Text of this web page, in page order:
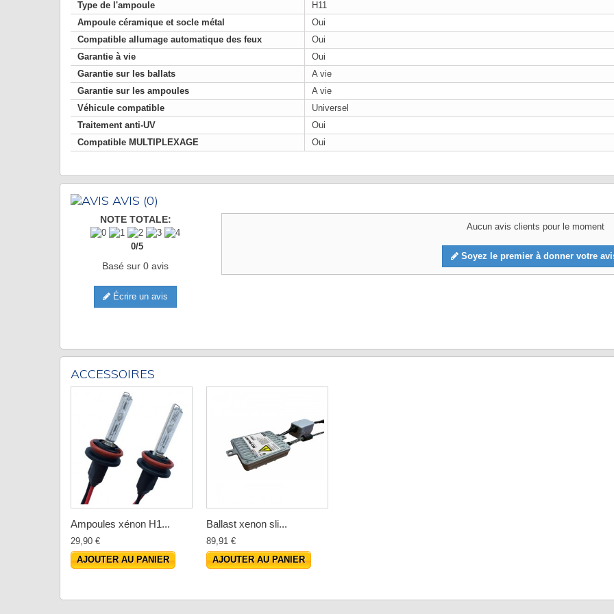
Type de l'ampoule
H11
Ampoule céramique et socle métal
Oui
Compatible allumage automatique des feux
Oui
Garantie à vie
Oui
Garantie sur les ballats
A vie
Garantie sur les ampoules
A vie
Véhicule compatible
Universel
Traitement anti-UV
Oui
Compatible MULTIPLEXAGE
Oui
AVIS (0)
NOTE TOTALE:
0/5
Basé sur0 avis
Écrire un avis
Aucun avis clients pour le moment
Soyez le premier à donner votre
ACCESSOIRES
Ampoules xénon H1...
29,90 €
AJOUTER AU PANIER
Ballast xenon sli...
89,91 €
AJOUTER AU PANIER